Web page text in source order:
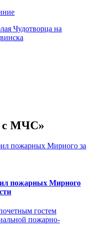
Чудотворца на
с МЧС»
пожарных Мирного
гостем
пожарно-